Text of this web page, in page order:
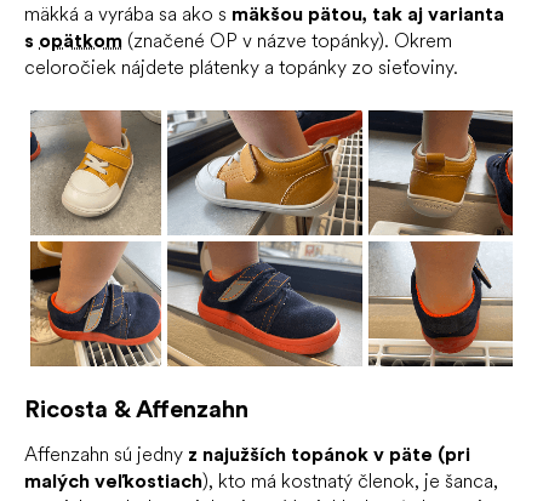
mäkká a vyrába sa ako s mäkšou pätou, tak aj varianta
s opätkom (značené OP v názve topánky). Okrem
celoročiek nájdete plátenky a topánky zo sieťoviny.
Ricosta & Affenzahn
Affenzahn sú jedny z najužších topánok v päte (pri
malých veľkostiach), kto má kostnatý členok, je šanca,